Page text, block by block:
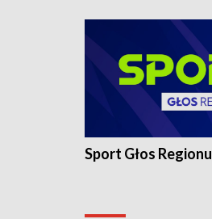
Sport Głos Regionu